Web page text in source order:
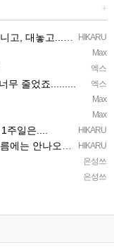
+
HIKARU
놓고...ㅋ ㅋ)
Max
엑스
엑스
무 줄었죠.........
Max
Max
HIKARU
일은....
HIKARU
것 같은.....ㅎ ㅎ)
은성쓰
은성쓰